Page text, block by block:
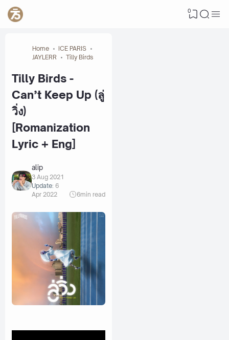
0
Home
ICE PARIS
JAYLERR
Tilly Birds
Tilly Birds -
Can’t Keep Up (ลู่
วิ่ง)
[Romanization
Lyric + Eng]
alip
3 Aug 2021
Update: 6
Apr 2022
6min read